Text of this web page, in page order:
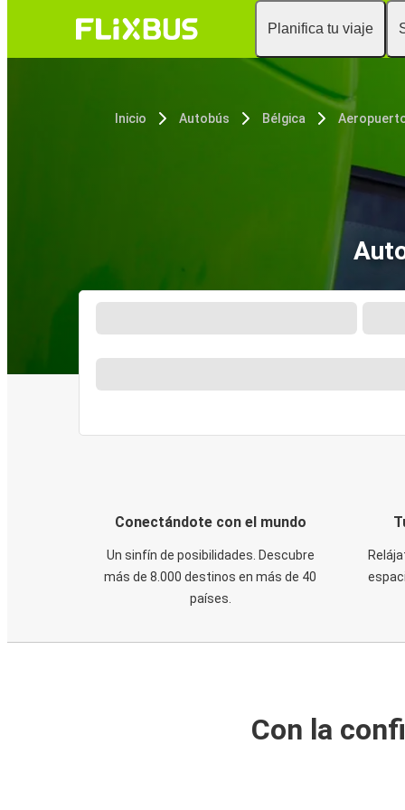
Planifica tu viaje
Inicio Autobús Bélgica
Conectándote con el mundo
Un sinfín de posibilidades. Descubre
más de 8.000 destinos en más de 40
países.
Con la